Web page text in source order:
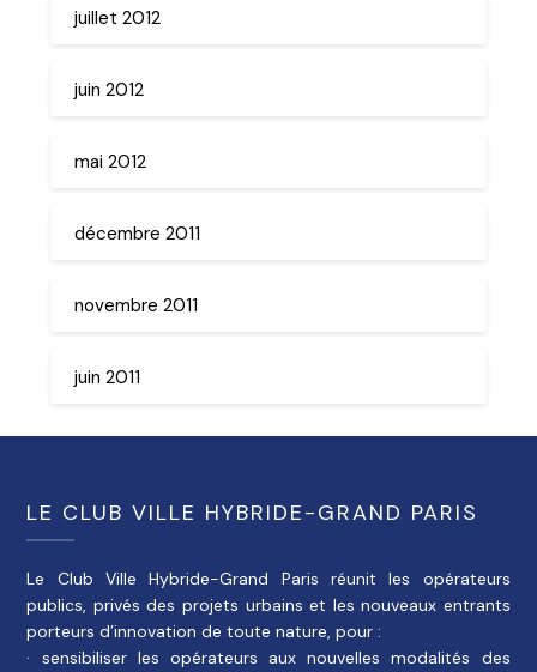
juillet 2012
juin 2012
mai 2012
décembre 2011
novembre 2011
juin 2011
LE CLUB VILLE HYBRIDE-GRAND PARIS
Le Club Ville Hybride-Grand Paris réunit les opérateurs
publics, privés des projets urbains et les nouveaux entrants
porteurs d’innovation de toute nature, pour :
· sensibiliser les opérateurs aux nouvelles modalités des